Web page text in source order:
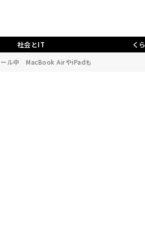
社会とIT く
ール中 MacBook AirやiPadも